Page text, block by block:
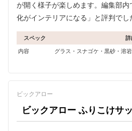
が開く様子が楽しめます。編集部
化がインテリアになる」と評判でし
スペック 詳
内容 グラス・スナゴケ・黒砂・溶
ビックアロー
ビックアロー ふりこけサ